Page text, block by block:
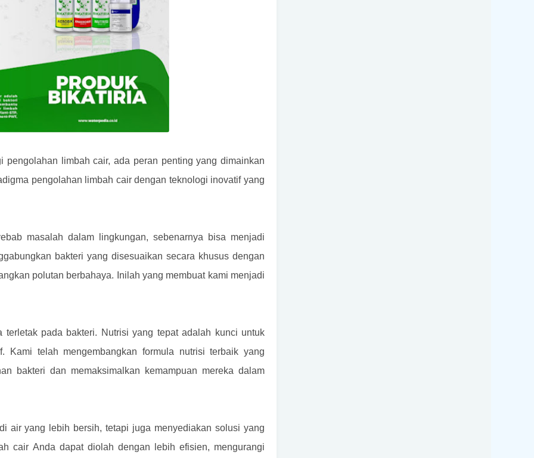
limbah cair, ada peran penting yang dimainkan
pengolahan limbah cair dengan teknologi inovatif yang
masalah dalam lingkungan, sebenarnya bisa menjadi
bakteri yang disesuaikan secara khusus dengan
polutan berbahaya. Inilah yang membuat kami menjadi
pada bakteri. Nutrisi yang tepat adalah kunci untuk
Kami telah mengembangkan formula nutrisi terbaik yang
bakteri dan memaksimalkan kemampuan mereka dalam
air yang lebih bersih, tetapi juga menyediakan solusi yang
cair Anda dapat diolah dengan lebih efisien, mengurangi